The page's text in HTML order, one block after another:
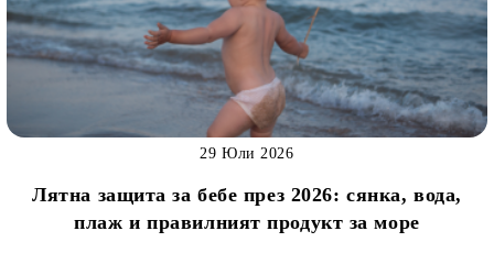
Лятна защита за бебе през 2026: сянка, вода,
плаж и правилният продукт за море
29 Юли 2026